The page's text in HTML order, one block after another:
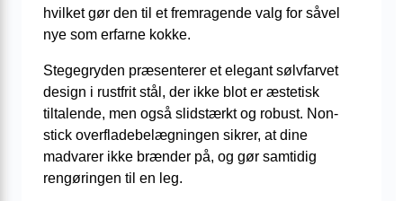
hvilket gør den til et fremragende valg for såvel
nye som erfarne kokke.
Stegegryden præsenterer et elegant sølvfarvet
design i rustfrit stål, der ikke blot er æstetisk
tiltalende, men også slidstærkt og robust. Non-
stick overfladebelægningen sikrer, at dine
madvarer ikke brænder på, og gør samtidig
rengøringen til en leg.